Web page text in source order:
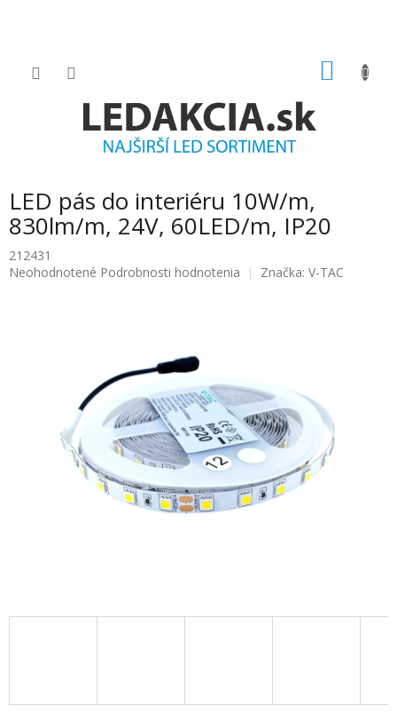
LED pás do interiéru 10W/m,
830lm/m, 24V, 60LED/m, IP20
212431
Priemerné
Neohodnotené Podrobnosti hodnotenia Značka: V-TAC